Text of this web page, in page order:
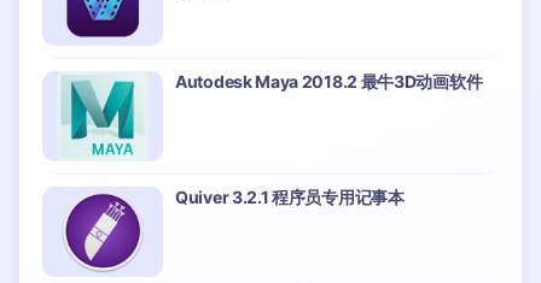
Autodesk Maya 2018.2 最牛3D动画软件
Quiver 3.2.1 程序员专用记事本